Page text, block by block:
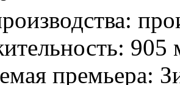
905
премьера: